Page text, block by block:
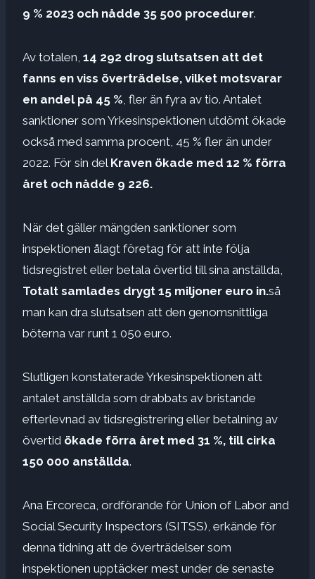
9 % 2023 och nådde 35 500 procedurer.
Av totalen, 14 292 drog slutsatsen att det
fanns en viss överträdelse, vilket motsvarar
en andel på 45 % , fler än fyra av tio. Antalet
sanktioner som Yrkesinspektionen utdömt ökade
också med samma procent, 45 % fler än under
2022. För sin del Kraven ökade med 12 % förra
året och nådde 9 226.
När det gäller mängden sanktioner som
inspektionen ålagt företag för att inte följa
tidsregistret eller betala övertid till sina anställda,
Totalt samlades drygt 15 miljoner euro in.så
man kan dra slutsatsen att den genomsnittliga
böterna var runt 1 050 euro.
Slutligen konstaterade Yrkesinspektionen att
antalet anställda som drabbats av bristande
efterlevnad av tidsregistrering eller betalning av
övertid ökade förra året med 31 %, till cirka
150 000 anställda.
Ana Ercoreca, ordförande för Union of Labor and
Social Security Inspectors (SITSS), erkände för
denna tidning att de överträdelser som
inspektionen upptäcker mest under de senaste